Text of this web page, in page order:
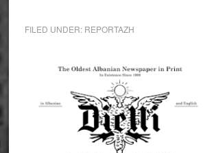
FILED UNDER: REPORTAZH